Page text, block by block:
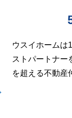
ウスイホームは
ストパートナー
を超える不動産